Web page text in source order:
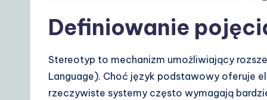
&
Definiowanie
Stereotyp to mechanizm umożliwiający
Language). Choć język podstawowy oferuje
rzeczywiste systemy często wymagają